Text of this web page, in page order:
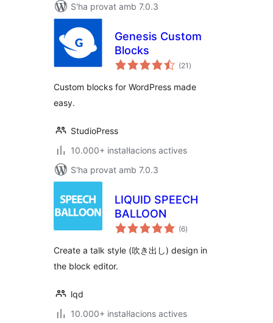
S'ha provat amb 7.0.3
Genesis Custom
Blocks
(21 puntuacions
totals
)
Custom blocks for WordPress made
easy.
StudioPress
10.000+ instal·lacions actives
S'ha provat amb 7.0.3
LIQUID SPEECH
BALLOON
(6puntuacions
totals
)
Create a talk style (吹き出し) design in
the block editor.
lqd
10.000+ instal·lacions actives